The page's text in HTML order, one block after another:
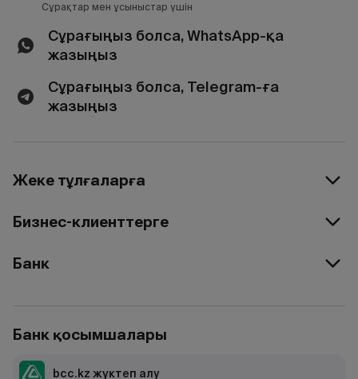
Сұрақтар мен ұсыныстар үшін
Сұрағыңыз болса, WhatsApp-қа
жазыңыз
Сұрағыңыз болса, Telegram-ға
жазыңыз
Жеке тұлғаларға
Бизнес-клиенттерге
Банк
Банк қосымшалары
bcc.kz жүктеп алу